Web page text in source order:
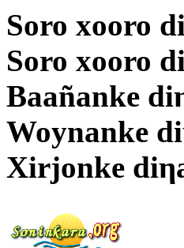
Soro xooro
Soro xooro
Baañanke
Woynanke
Xirjonke